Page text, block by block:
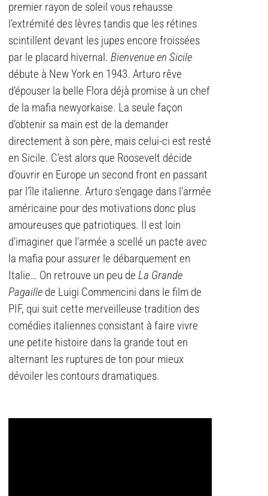
premier rayon de soleil vous rehausse
l’extrémité des lèvres tandis que les rétines
scintillent devant les jupes encore froissées
par le placard hivernal. Bienvenue en Sicile
débute à New York en 1943. Arturo rêve
d’épouser la belle Flora déjà promise à un chef
de la mafia newyorkaise. La seule façon
d’obtenir sa main est de la demander
directement à son père, mais celui-ci est resté
en Sicile. C’est alors que Roosevelt décide
d’ouvrir en Europe un second front en passant
par l’île italienne. Arturo s’engage dans l’armée
américaine pour des motivations donc plus
amoureuses que patriotiques. Il est loin
d’imaginer que l’armée a scellé un pacte avec
la mafia pour assurer le débarquement en
Italie… On retrouve un peu de La Grande
Pagaille de Luigi Commencini dans le film de
PIF, qui suit cette merveilleuse tradition des
comédies italiennes consistant à faire vivre
une petite histoire dans la grande tout en
alternant les ruptures de ton pour mieux
dévoiler les contours dramatiques.